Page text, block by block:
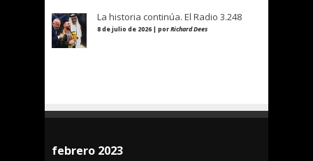
La historia continúa. El Radio 3.248
8 de julio de 2026 | porRichard Dees
febrero 2023